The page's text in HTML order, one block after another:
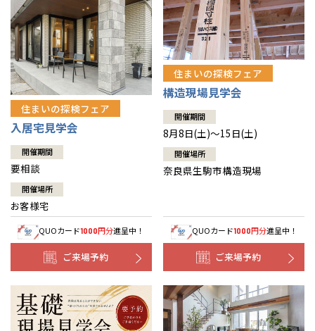
住まいの探検フェア
入居宅見学会
開催期間
要相談
開催場所
お客様宅
QUOカード1000円分進呈中！
ご来場予約
住まいの探検フェア
構造現場見学会
開催期間
8月8日(土)～15日(土)
開催場所
奈良県生駒市構造現場
QUOカード1000円分進呈中！
ご来場予約